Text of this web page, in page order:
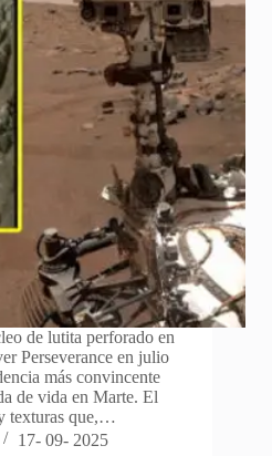
de lutita perforado en
Perseverance en julio
más convincente
de vida en Marte. El
texturas que,…
17- 09- 2025